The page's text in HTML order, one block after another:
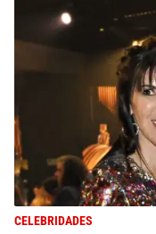
CELEBRIDADES